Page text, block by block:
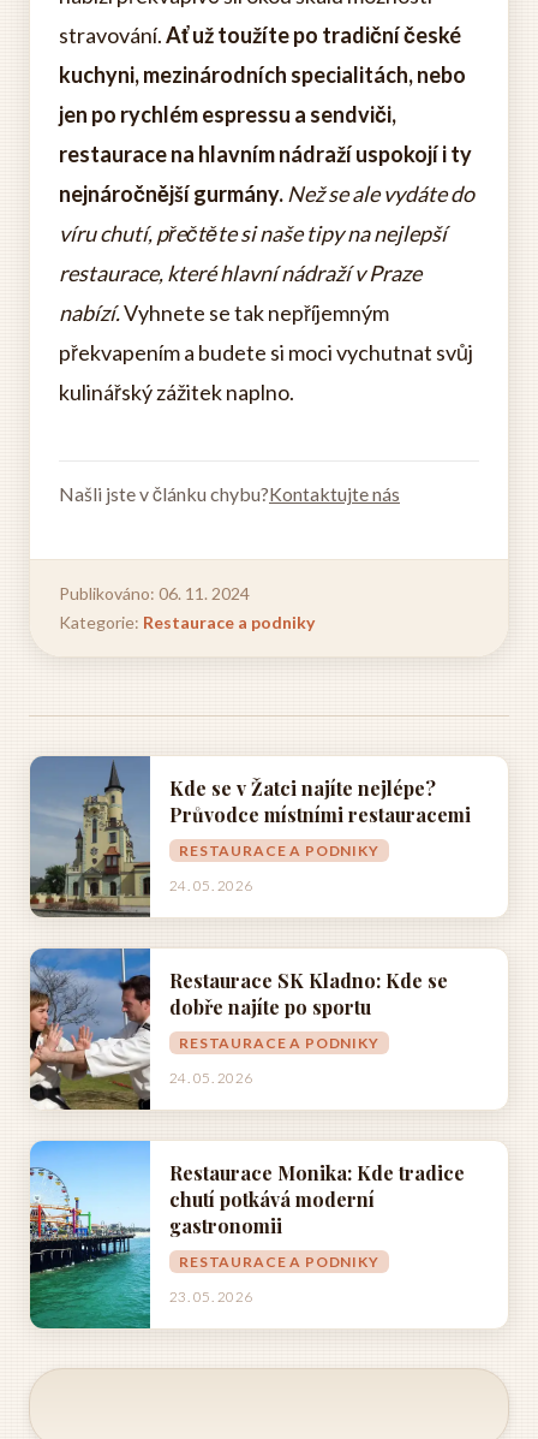
stravování.Ať už toužíte po tradiční české
kuchyni, mezinárodních specialitách, nebo
jen po rychlém espressu a sendviči,
restaurace na hlavním nádraží uspokojí i ty
nejnáročnější gurmány. Než se ale vydáte do
víru chutí, přečtěte si naše tipy na nejlepší
restaurace, které hlavní nádraží v Praze
nabízí.Vyhnete se tak nepříjemným
překvapením a budete si moci vychutnat svůj
kulinářský zážitek naplno.
Našli jste v článku chybu?Kontaktujte nás
Publikováno: 06. 11. 2024
Kategorie: Restaurace a podniky
Kde se v Žatci najíte nejlépe?
Průvodce místními restauracemi
RESTAURACE A PODNIKY
24. 05. 2026
Restaurace SK Kladno: Kde se
dobře najíte po sportu
RESTAURACE A PODNIKY
24. 05. 2026
Restaurace Monika: Kde tradice
chutí potkává moderní
gastronomii
RESTAURACE A PODNIKY
23. 05. 2026